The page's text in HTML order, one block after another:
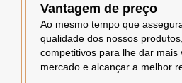
Vantagem de preço
Ao mesmo tempo que
qualidade dos nossos
competitivos para lhe dar mais
mercado e alcançar a melhor